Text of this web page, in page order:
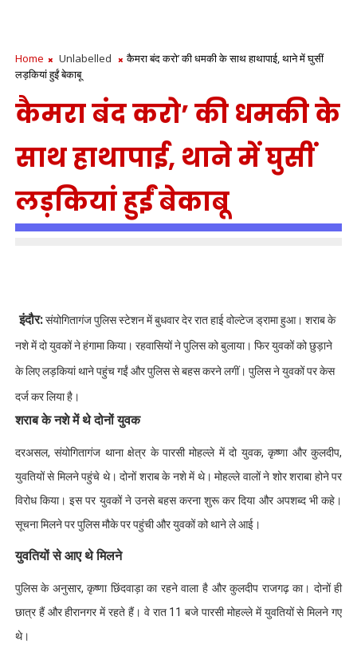
Home Unlabelled
कैमरा बंद करो’ की धमकी के साथ हाथापाई, थाने में घुसीं
लड़कियां हुईं बेकाबू
कैमरा बंद करो’ की धमकी के
साथ हाथापाई, थाने में घुसीं
लड़कियां हुईं बेकाबू
इंदौर:संयोगितागंज पुलिस स्टेशन में बुधवार देर रात हाई वोल्टेज ड्रामा हुआ। शराब के
नशे में दो युवकों ने हंगामा किया। रहवासियों ने पुलिस को बुलाया। फिर युवकों को छुड़ाने
के लिए लड़कियां थाने पहुंच गईं और पुलिस से बहस करने लगीं। पुलिस ने युवकों पर केस
दर्ज कर लिया है।
शराब के नशे में थे दोनों युवक
दरअसल, संयोगितागंज थाना क्षेत्र के पारसी मोहल्ले में दो युवक, कृष्णा और कुलदीप,
युवतियों से मिलने पहुंचे थे। दोनों शराब के नशे में थे। मोहल्ले वालों ने शोर शराबा होने पर
विरोध किया। इस पर युवकों ने उनसे बहस करना शुरू कर दिया और अपशब्द भी कहे।
सूचना मिलने पर पुलिस मौके पर पहुंची और युवकों को थाने ले आई।
युवतियों से आए थे मिलने
पुलिस के अनुसार, कृष्णा छिंदवाड़ा का रहने वाला है और कुलदीप राजगढ़ का। दोनों ही
छात्र हैं और हीरानगर में रहते हैं। वे रात 11 बजे पारसी मोहल्ले में युवतियों से मिलने गए
थे।